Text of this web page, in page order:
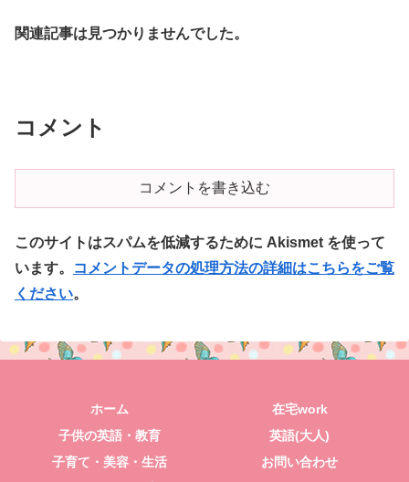
関連記事は見つかりませんでした。
コメント
コメントを書き込む
このサイトはスパムを低減するために Akismet を使って
います。
コメントデータの処理方法の詳細はこちらをご覧
ください。
ホーム
在宅work
子供の英語・教育
英語(大人)
子育て・美容・生活
お問い合わせ